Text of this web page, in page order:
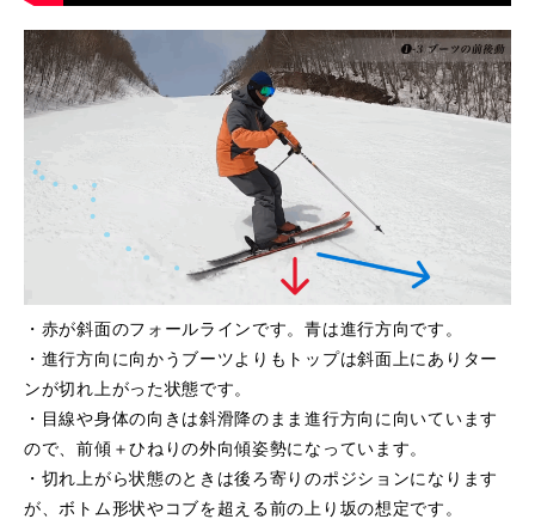
・赤が斜面のフォールラインです。青は進行方向です。
・進行方向に向かうブーツよりもトップは斜面上にありター
ンが切れ上がった状態です。
・目線や身体の向きは斜滑降のまま進行方向に向いています
ので、前傾＋ひねりの外向傾姿勢になっています。
・切れ上がら状態のときは後ろ寄りのポジションになります
が、ボトム形状やコブを超える前の上り坂の想定です。